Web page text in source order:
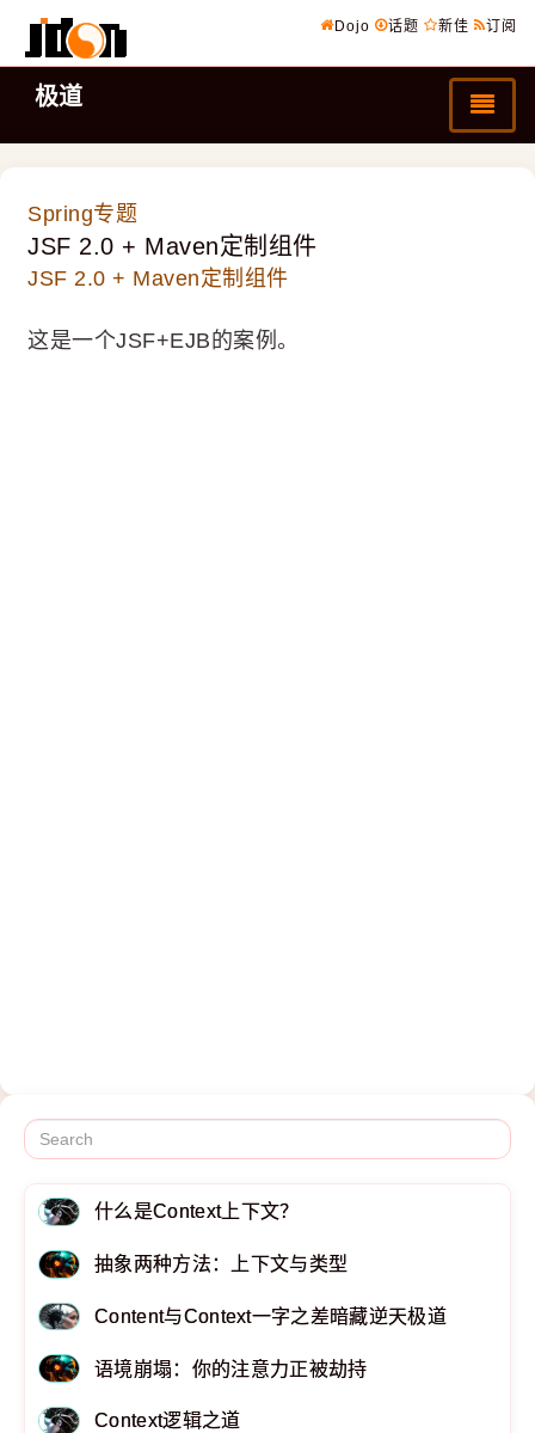
Dojo 话题 新佳 订阅
极道
Spring专题
JSF 2.0 + Maven定制组件
JSF 2.0 + Maven定制组件
这是一个JSF+EJB的案例。
什么是Context上下文？
抽象两种方法：上下文与类型
Content与Context一字之差暗藏逆天极道
语境崩塌：你的注意力正被劫持
Context逻辑之道